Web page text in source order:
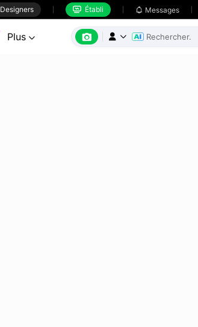
Designers  Établi  Messages
Plus    